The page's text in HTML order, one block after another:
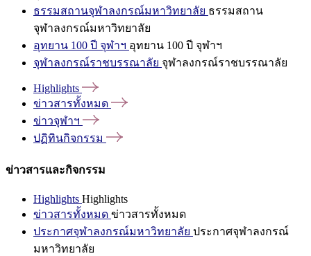
ธรรมสถานจุฬาลงกรณ์มหาวิทยาลัย ธรรมสถาน
จุฬาลงกรณ์มหาวิทยาลัย
อุทยาน 100 ปี จุฬาฯ อุทยาน 100 ปี จุฬาฯ
จุฬาลงกรณ์ราชบรรณาลัย จุฬาลงกรณ์ราชบรรณาลัย
Highlights
ข่าวสารทั้งหมด
ข่าวจุฬาฯ
ปฏิทินกิจกรรม
ข่าวสารและกิจกรรม
Highlights Highlights
ข่าวสารทั้งหมด ข่าวสารทั้งหมด
ประกาศจุฬาลงกรณ์มหาวิทยาลัย ประกาศจุฬาลงกรณ์
มหาวิทยาลัย